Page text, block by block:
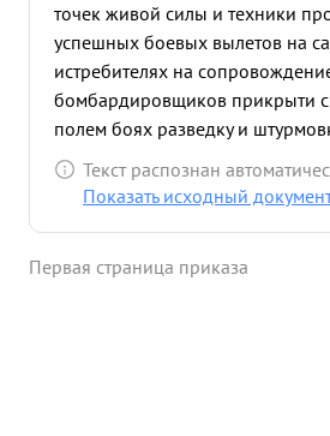
точек живой силы и техники
успешных боевых вылетов на
истребителях на
бомбардировщиков прикрыти
полем боях разведку и
противника провел при этом 47
воздушных боев в котор ых
чиненными в бою удостоин
Текст распознан
Показать исходный
Первая страница приказа